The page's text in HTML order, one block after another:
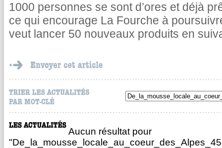
1000 personnes se sont d’ores et déjà
ce qui encourage La Fourche à
veut lancer 50 nouveaux produits en
Aucun résultat pour